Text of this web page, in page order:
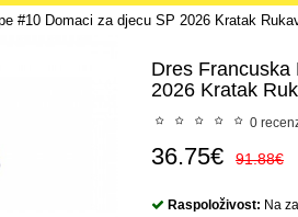
#10 Domaci za djecu SP 2026 Kratak
Dres Francuska
2026 Kratak
0
36.75€ 91.88€
Raspoloživost: Na